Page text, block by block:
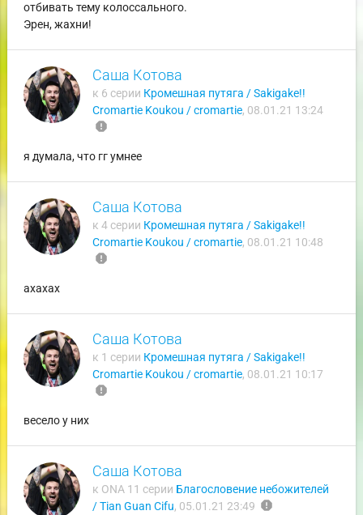
отбивать тему колоссального.
Эрен, жахни!
Саша Котова
к 6 серии Кромешная путяга / Sakigake!!
Cromartie Koukou / cromartie, 08.01.21 13:24
report
я думала, что гг умнее
Саша Котова
к 4 серии Кромешная путяга / Sakigake!!
Cromartie Koukou / cromartie, 08.01.21 10:48
report
ахахах
Саша Котова
к 1 серии Кромешная путяга / Sakigake!!
Cromartie Koukou / cromartie, 08.01.21 10:17
report
весело у них
Саша Котова
к ONA 11 серии Благословение небожителей
/ Tian Guan Cifu, 05.01.21 23:49 report